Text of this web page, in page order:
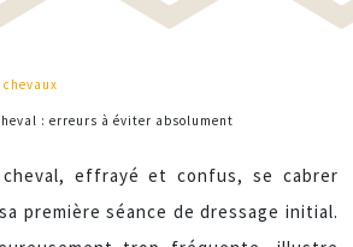
: erreurs à éviter absolument
effrayé et confus, se cabrer
première séance de dressage initial.